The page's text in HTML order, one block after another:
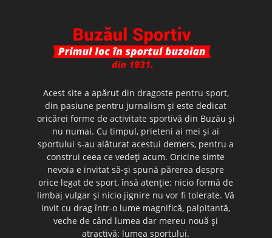
Acest site a apărut din dragoste pentru sport,
din pasiune pentru jurnalism şi este dedicat
oricărei forme de activitate sportivă din Buzău şi
nu numai. Cu timpul, prieteni ai mei şi ai
sportului s-au alăturat acestui demers, pentru a
construi ceea ce vedeţi acum. Oricine simte
nevoia e invitat să-şi spună părerea despre
orice legat de sport, însă atenţie: nicio formă de
limbaj vulgar şi nicio jignire nu vor fi tolerate. Vă
invit cu drag într-o lume magnifică, palpitantă,
veche de când lumea dar mereu nouă şi
atractivă: lumea sportului.